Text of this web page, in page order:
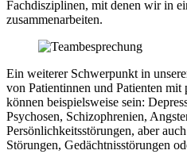
Fachdisziplinen, mit denen wir in
zusammenarbeiten.
Ein weiterer Schwerpunkt in
von Patientinnen und Patienten mit
können beispielsweise sein:
Psychosen, Schizophrenien,
Persönlichkeitsstörungen, aber
Störungen, Gedächtnisstörungen